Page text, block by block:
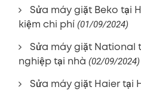
Sửa máy giặt Beko tại
kiệm chi phí (01/09/2024)
Sửa máy giặt National
nghiệp tại nhà (02/09/2024)
Sửa máy giặt Haier tại